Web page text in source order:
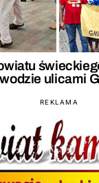
ulicami
REKLAMA